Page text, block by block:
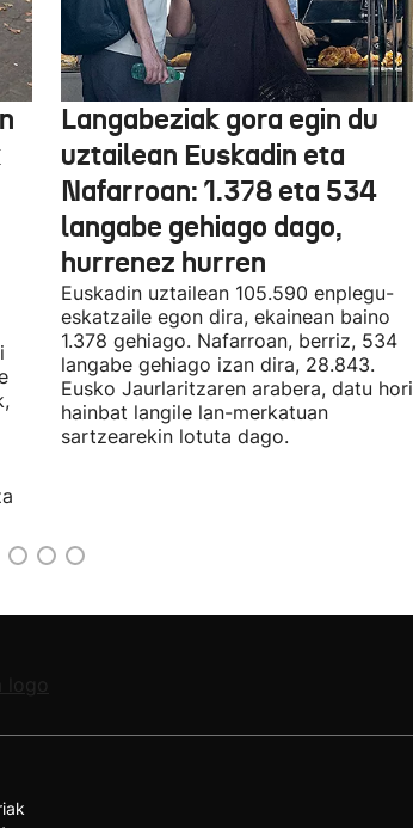
Langabeziak gora egin du
uztailean Euskadin eta
Nafarroan: 1.378 eta 534
langabe gehiago dago,
hurrenez hurren
Euskadin uztailean 105.590 enplegu-
eskatzaile egon dira, ekainean baino
1.378 gehiago. Nafarroan, berriz, 534
langabe gehiago izan dira, 28.843.
Eusko Jaurlaritzaren arabera, datu hori
hainbat langile lan-merkatuan
sartzearekin lotuta dago.